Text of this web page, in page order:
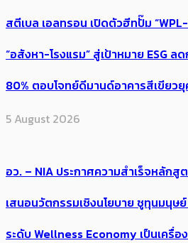
สตีเบล เอลทรอน เปิดตัวฮีทปั๊ม
“อสังหา-โรงแรม” สู่เป้าหมาย ESG
80% ตอบโจทย์ดีมานด์อาคารสีเขียวยุ
5 August 2026
อว. – NIA ประกาศความสำเร็จหลักสู
เสนอนวัตกรรมเชิงนโยบาย ชูทุนมนุษ
ระดับ Wellness Economy เป็นเครื่อ